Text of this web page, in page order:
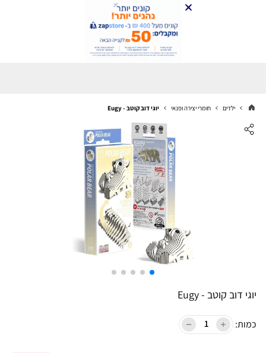
ילדים חומרי יצירה ופנאי יוגי דוב קוטב - Eugy
יוגי דוב קוטב - Eugy
כמות: